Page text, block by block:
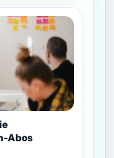
Abos